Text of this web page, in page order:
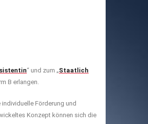
“ und zum „Staatlich
B erlangen.
individuelle Förderung und
Konzept können sich die